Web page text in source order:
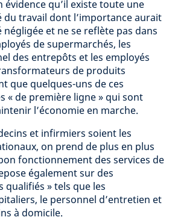
évidence qu’il existe toute une
du travail dont l’importance aurait
et ne se reflète pas dans
de supermarchés, les
des entrepôts et les employés
de produits
que quelques-uns de ces
« de première ligne » qui sont
l’économie en marche.
et infirmiers soient les
on prend de plus en plus
fonctionnement des services de
également sur des
qualifiés » tels que les
le personnel d’entretien et
à domicile.